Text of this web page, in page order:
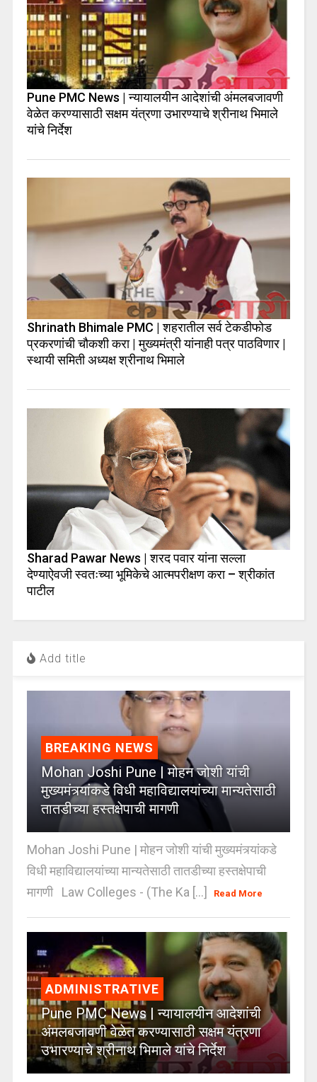
Pune PMC News | न्यायालयीन आदेशांची अंमलबजावणी
वेळेत करण्यासाठी सक्षम यंत्रणा उभारण्याचे श्रीनाथ भिमाले
यांचे निर्देश
Shrinath Bhimale PMC | शहरातील सर्व टेकडीफोड
प्रकरणांची चौकशी करा | मुख्यमंत्री यांनाही पत्र पाठविणार |
स्थायी समिती अध्यक्ष श्रीनाथ भिमाले
Sharad Pawar News | शरद पवार यांना सल्ला
देण्याऐवजी स्वतःच्या भूमिकेचे आत्मपरीक्षण करा – श्रीकांत
पाटील
Add title
BREAKING NEWS
Mohan Joshi Pune | मोहन जोशी यांची
मुख्यमंत्र्यांकडे विधी महाविद्यालयांच्या मान्यतेसाठी
तातडीच्या हस्तक्षेपाची मागणी
Mohan Joshi Pune | मोहन जोशी यांची मुख्यमंत्र्यांकडे
विधी महाविद्यालयांच्या मान्यतेसाठी तातडीच्या हस्तक्षेपाची
मागणी Law Colleges - (The Ka [...]
Read More
ADMINISTRATIVE
Pune PMC News | न्यायालयीन आदेशांची
अंमलबजावणी वेळेत करण्यासाठी सक्षम यंत्रणा
उभारण्याचे श्रीनाथ भिमाले यांचे निर्देश